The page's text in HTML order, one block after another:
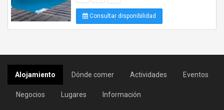
Consultar disponibilidad
Alojamiento Dónde comer Actividades Eventos
Negocios Lugares Información